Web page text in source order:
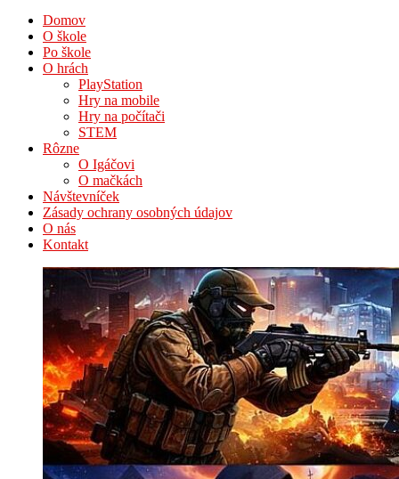
Domov
O škole
Po škole
O hrách
PlayStation
Hry na mobile
Hry na počítači
STEM
Rôzne
O Igáčovi
O mačkách
Návštevníček
Zásady ochrany osobných údajov
O nás
Kontakt